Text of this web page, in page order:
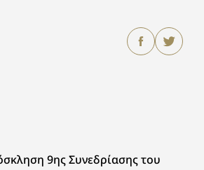
9ης Συνεδρίασης του